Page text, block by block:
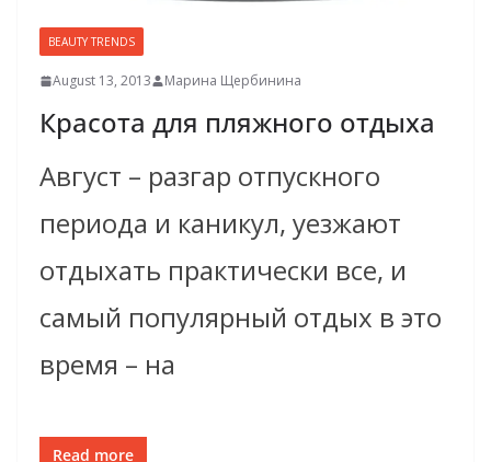
BEAUTY TRENDS
August 13, 2013 Марина Щербинина
Красота для пляжного отдыха
Август – разгар отпускного
периода и каникул, уезжают
отдыхать практически все, и
самый популярный отдых в это
время – на
Read more